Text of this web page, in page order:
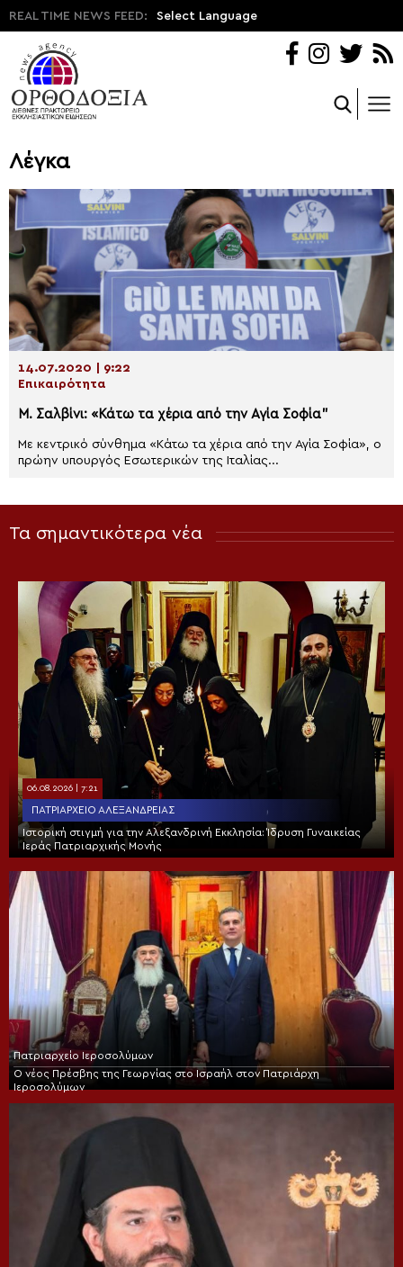
REAL TIME NEWS FEED: Select Language
Λέγκα
14.07.2020 | 9:22
Επικαιρότητα
Μ. Σαλβίνι: «Κάτω τα χέρια από την Αγία Σοφία”
Με κεντρικό σύνθημα «Κάτω τα χέρια από την Αγία Σοφία», ο
πρώην υπουργός Εσωτερικών της Ιταλίας...
Τα σημαντικότερα νέα
06.08.2026 | 7:21
ΠΑΤΡΙΑΡΧΕΊΟ ΑΛΕΞΑΝΔΡΕΊΑΣ
Ιστορική στιγμή για την Αλεξανδρινή Εκκλησία: Ίδρυση Γυναικείας
Ιεράς Πατριαρχικής Μονής
Πατριαρχείο Ιεροσολύμων
Ο νέος Πρέσβης της Γεωργίας στο Ισραήλ στον Πατριάρχη
Ιεροσολύμων